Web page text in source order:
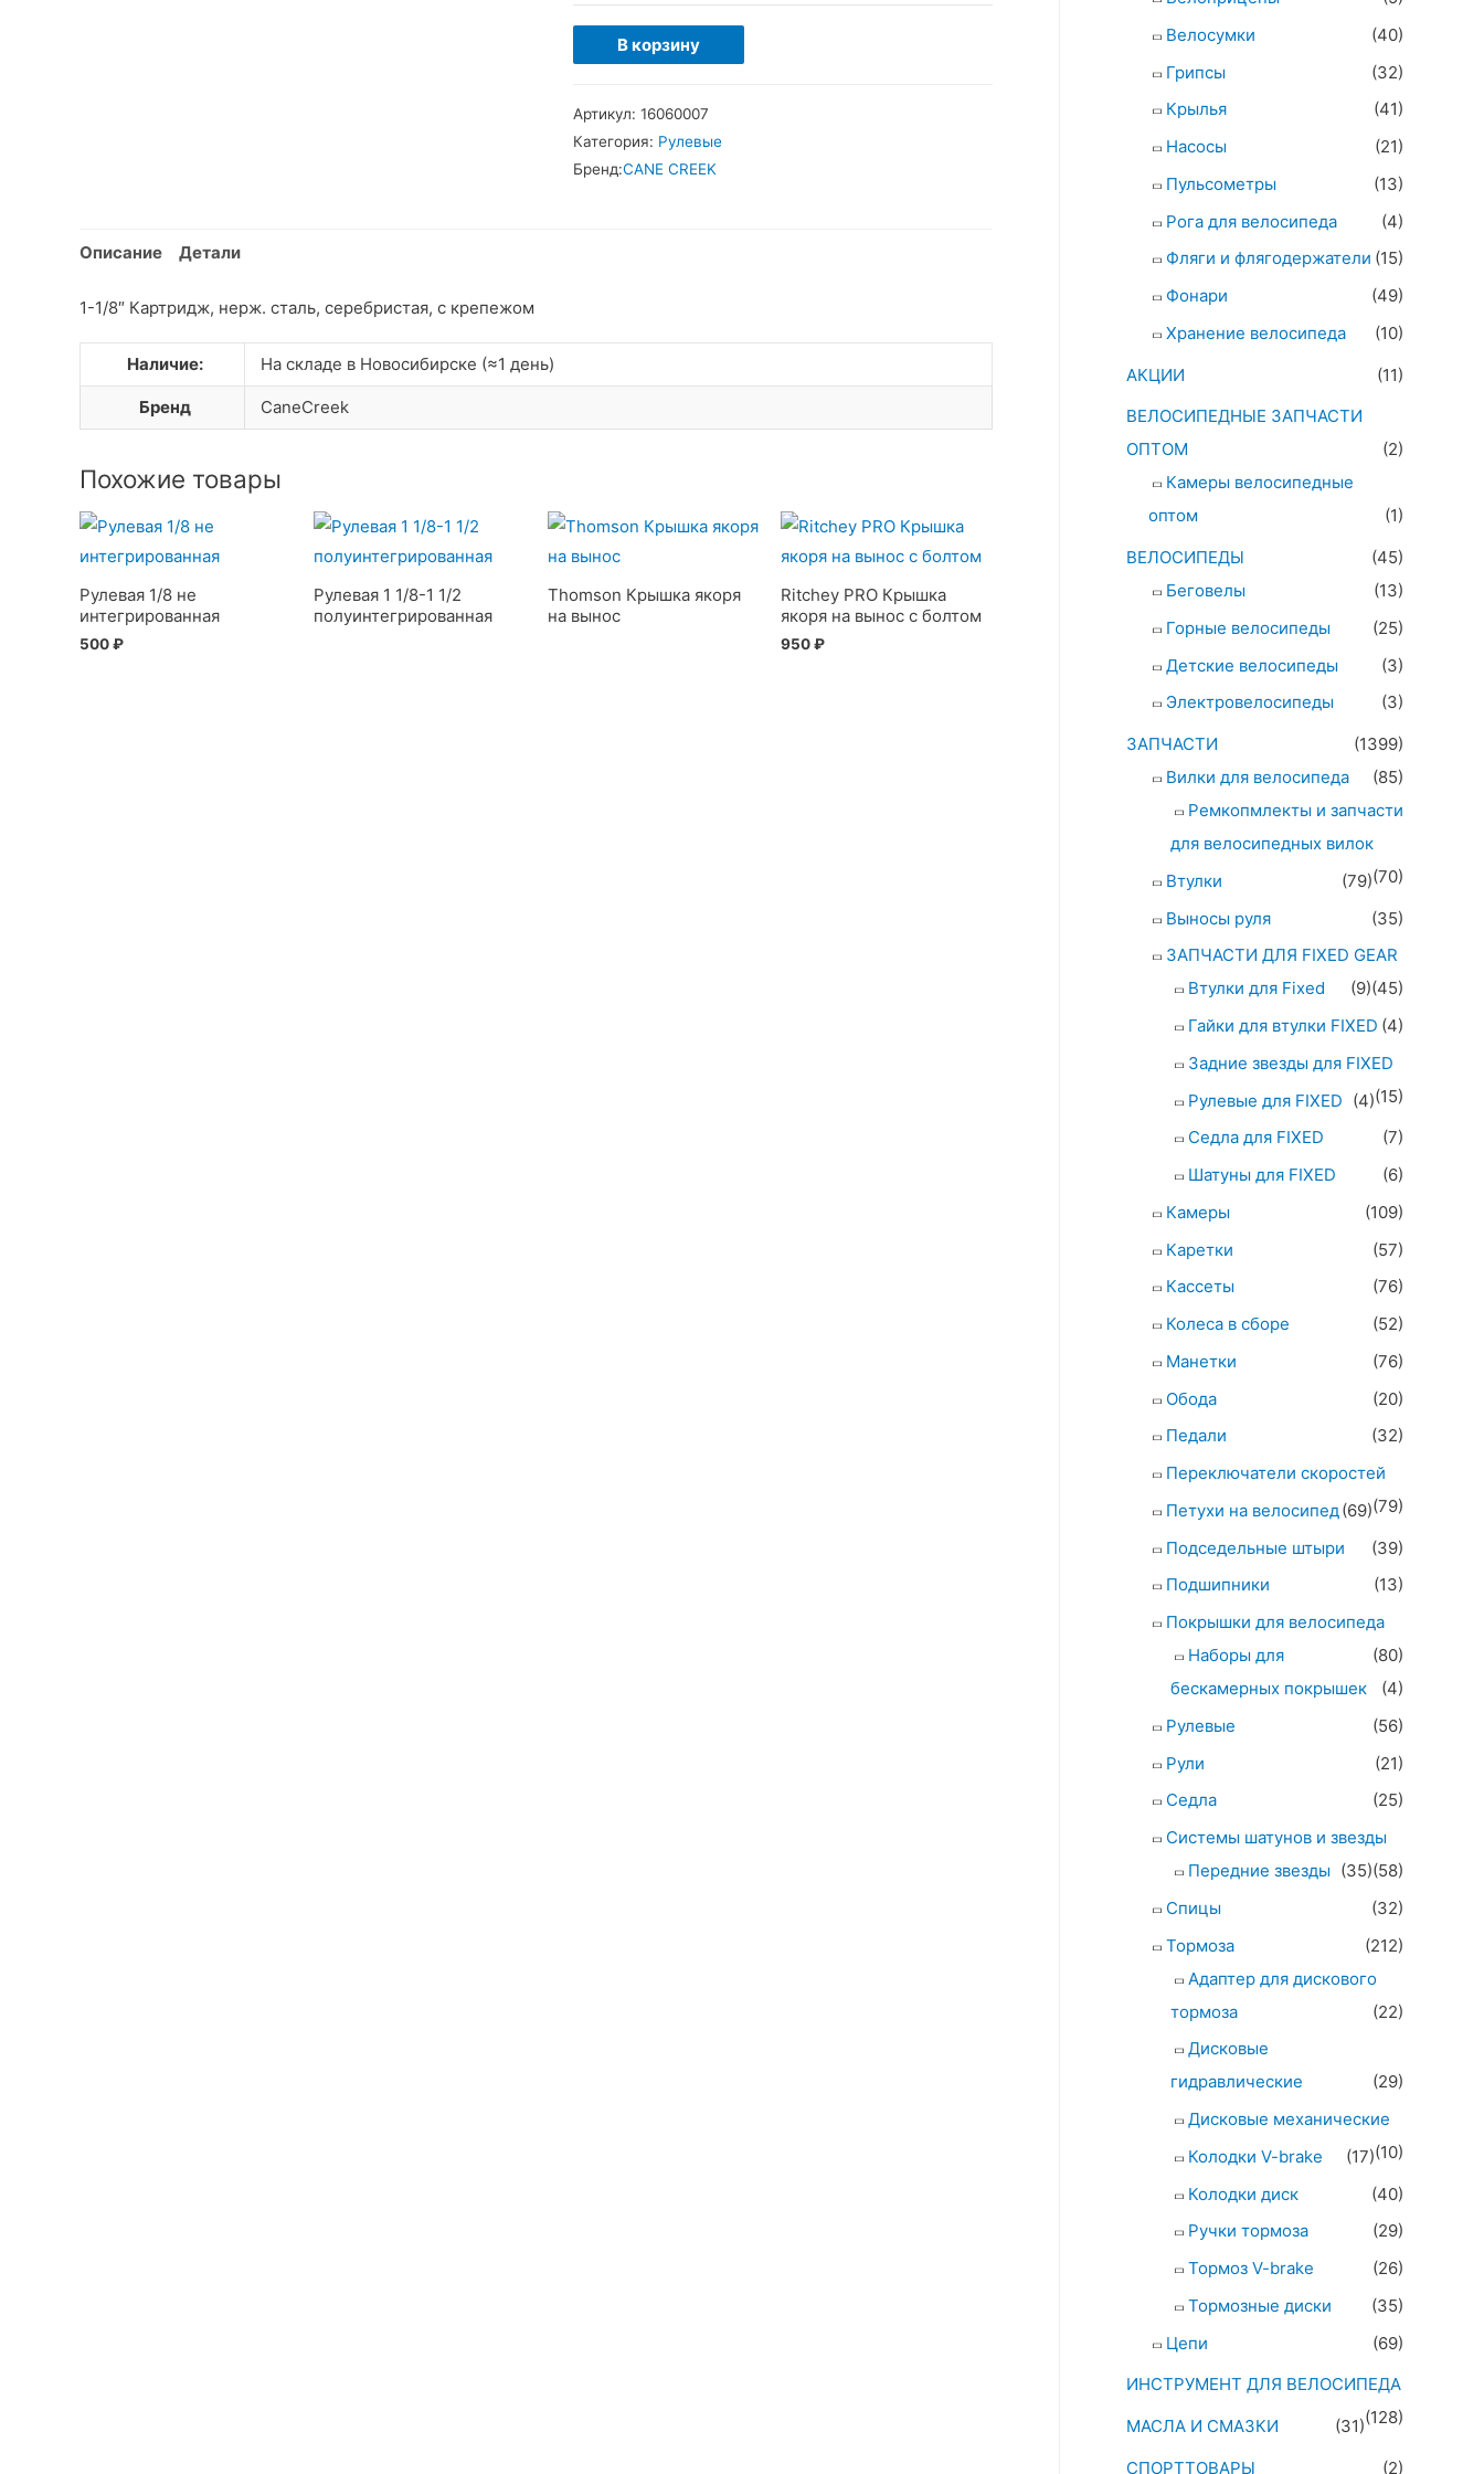
Количество
товара
Solos
IS
В корзину
Артикул: 16060007
Категория: Рулевые
Бренд:CANE CREEK
Описание Детали
1-1/8″ Картридж, нерж. сталь, серебристая, с крепежом
Наличие: На складе в Новосибирске (≈1 день)
Бренд CaneCreek
Похожие товары
Рулевая 1/8 не
интегрированная
500₽
Рулевая 1 1/8-1 1/2
полуинтегрированная
Thomson Крышка якоря
на вынос
Ritchey PRO Крышка
якоря на вынос c болтом
950₽
Велосумки
(40)
Грипсы
(32)
Крылья
(41)
Насосы
(21)
Пульсометры
(13)
Рога для велосипеда
(4)
Фляги и флягодержатели (15)
Фонари
(49)
Хранение велосипеда
(10)
АКЦИИ
(11)
ВЕЛОСИПЕДНЫЕ ЗАПЧАСТИ
ОПТОМ
(2)
Камеры велосипедные
оптом
(1)
ВЕЛОСИПЕДЫ
(45)
Беговелы
(13)
Горные велосипеды
(25)
Детские велосипеды
(3)
Электровелосипеды
(3)
ЗАПЧАСТИ
(1399)
Вилки для велосипеда
(85)
Ремкопмлекты и запчасти
для велосипедных вилок
(70)
Втулки
(79)
Выносы руля
(35)
ЗАПЧАСТИ ДЛЯ FIXED GEAR
(45)
Втулки для Fixed
(9)
Гайки для втулки FIXED (4)
Задние звезды для FIXED
(15)
Рулевые для FIXED (4)
Седла для FIXED
(7)
Шатуны для FIXED
(6)
Камеры
(109)
Каретки
(57)
Кассеты
(76)
Колеса в сборе
(52)
Манетки
(76)
Обода
(20)
Педали
(32)
Переключатели скоростей
(79)
Петухи на велосипед(69)
Подседельные штыри
(39)
Подшипники
(13)
Покрышки для велосипеда
(80)
Наборы для
бескамерных покрышек
(4)
Рулевые
(56)
Рули
(21)
Седла
(25)
Системы шатунов и звезды
(58)
Передние звезды (35)
Спицы
(32)
Тормоза
(212)
Адаптер для дискового
тормоза
(22)
Дисковые
гидравлические
(29)
Дисковые механические
(10)
Колодки V-brake
(17)
Колодки диск
(40)
Ручки тормоза
(29)
Тормоз V-brake
(26)
Тормозные диски
(35)
Цепи
(69)
ИНСТРУМЕНТ ДЛЯ ВЕЛОСИПЕДА
(128)
МАСЛА И СМАЗКИ
(31)
СПОРТТОВАРЫ
(2)